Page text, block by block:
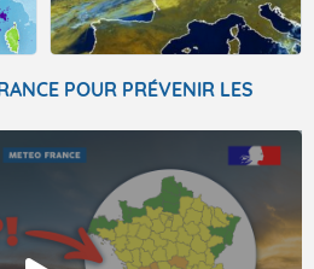
POUR PRÉVENIR LES